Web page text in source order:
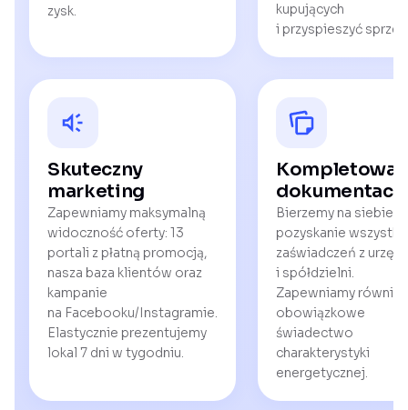
zysk.
kupujących
i przyspieszyć
Skuteczny
marketing
Zapewniamy maksymalną
widoczność oferty: 13
portali z płatną promocją,
nasza baza klientów oraz
kampanie
na Facebooku/Instagramie.
Elastycznie prezentujemy
lokal 7 dni w tygodniu.
dokumentacji
Bierzemy na siebie
pozyskanie
zaświadczeń z
i spółdzielni.
Zapewniamy również
obowiązkowe
świadectwo
charakterystyki
energetycznej.